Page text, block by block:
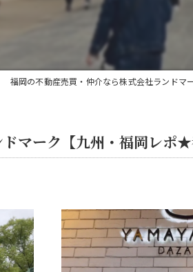
福岡の不動産売買・仲介なら株式会社ランドマ
マーク【九州・福岡レポ★